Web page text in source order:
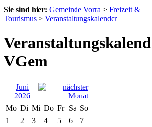
Sie sind hier: Gemeinde Vorra > Freizeit &
Tourismus > Veranstaltungskalender
VGem
Juni
2026
Mo Di Mi Do Fr Sa So
1
2 3 4 5 6
7